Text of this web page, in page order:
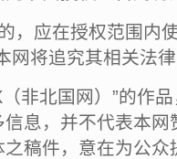
，应在授权范围内
网将追究其相关法
非北国网）”的作
息，并不代表本
稿件，意在为公